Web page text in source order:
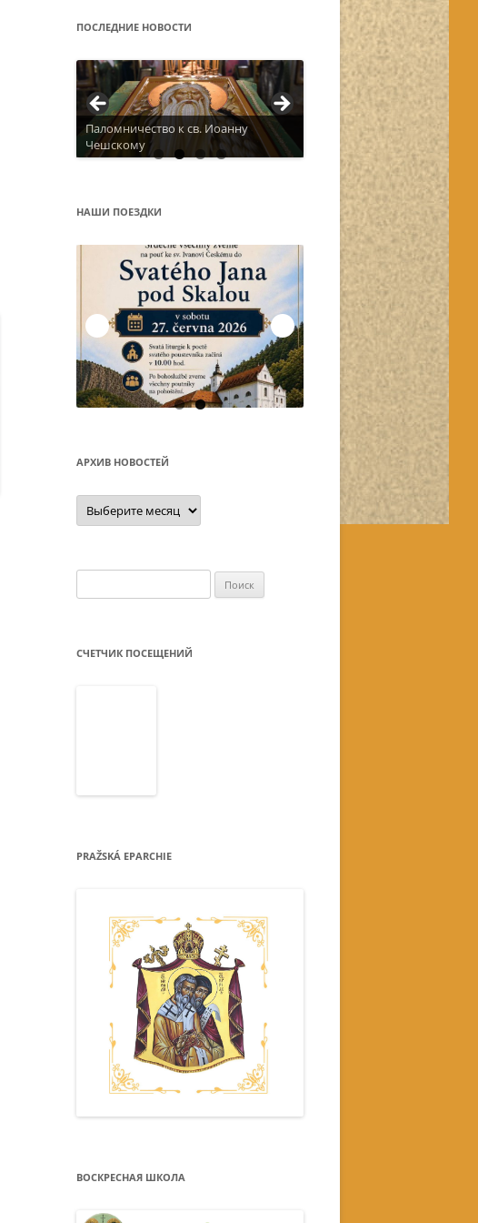
ПОСЛЕДНИЕ НОВОСТИ
Паломничество к св. Иоанну
Чешскому
Актуальное расписание
НАШИ ПОЕЗДКИ
Остров Корфу
АРХИВ НОВОСТЕЙ
Архив
новостей
СЧЕТЧИК ПОСЕЩЕНИЙ
PRAŽSKÁ EPARCHIE
ВОСКРЕСНАЯ ШКОЛА